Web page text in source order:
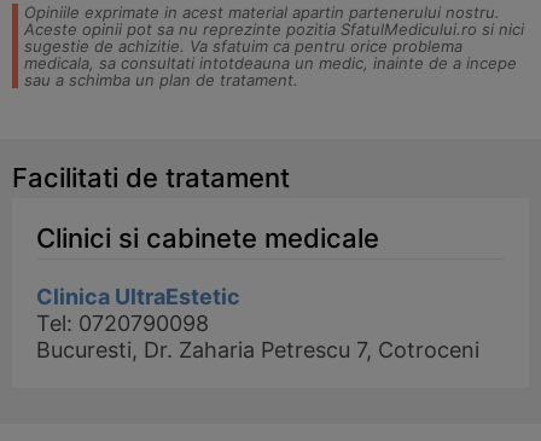
Opiniile exprimate in acest material apartin partenerului nostru.
Aceste opinii pot sa nu reprezinte pozitia SfatulMedicului.ro si nici
sugestie de achizitie. Va sfatuim ca pentru orice problema
medicala, sa consultati intotdeauna un medic, inainte de a incepe
sau a schimba un plan de tratament.
Facilitati de tratament
Clinici si cabinete medicale
Clinica UltraEstetic
Tel: 0720790098
Bucuresti, Dr. Zaharia Petrescu 7, Cotroceni